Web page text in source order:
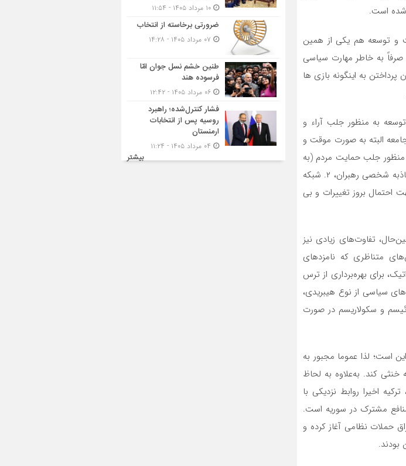
شده است.
و توسعه هم یکی از همین
صرفاً به خاطر مهارت سیاسی
به اینگونه بازی ها
رهبران حزب عدالت و توسعه به منظور جلب آراء و
البته به صورت موقت و
منظور جلب حمایت مردم (به
ویژه در بازه های انتخاباتی و برگزاری رفراندم ها)، از سه عنصر اصلی بهره‌برداری می کنند: ۱. جاذبه شخصی رهبران، ۲. شبکه
در بین مردم به جهت احتمال بروز تغییرات و بی
تفاوت‌های زیادی نیز
متناظری که نامزدهای
برای بهره‌برداری از ترس
سیاسی از نوع هیبریدی،
و سکولاریسم در صورت
است؛ لذا عموما مجبور به
کند. به‌علاوه به لحاظ
اخیرا روابط نزدیکی با
مشترک در سوریه است.
حملات نظامی آغاز کرده و
بودند.
ضرورتی برخاسته از انتخاب
طنین خشم نسل جوان امّا
فرسوده هند
فشار کنترل‌شده؛ راهبرد
روسیه پس از انتخابات
ارمنستان
بیشتر